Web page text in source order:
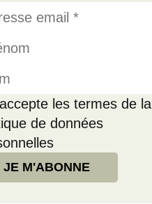
les termes de la
de données